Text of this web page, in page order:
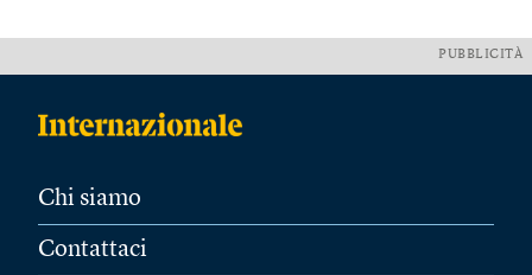
PUBBLICITÀ
Chi siamo
Contattaci